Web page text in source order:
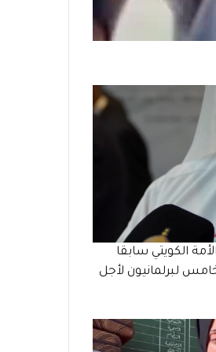
الكويتي سابقا
لبرلمانيون لأجل